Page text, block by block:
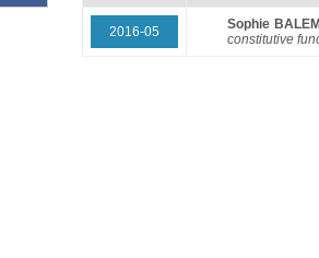
2016-05
Sophie
constitutive